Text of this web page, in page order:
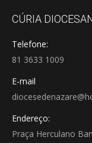
CÚRIA
Telefone:
81 3633 1009
E-mail
Endereço:
Praça Herculano